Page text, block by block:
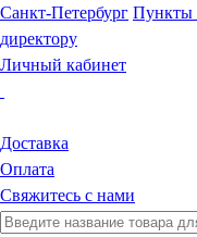
Санкт-Петербург Пункты
директору
Личный кабинет
Доставка
Оплата
Свяжитесь с нами